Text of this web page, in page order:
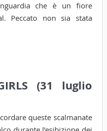
che è un fiore
Peccato non sia stata
(31 luglio
queste scalmanate